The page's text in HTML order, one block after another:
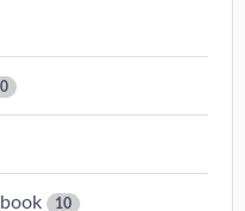
10